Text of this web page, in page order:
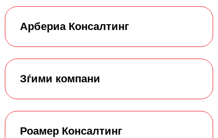
Арбериа Консалтинг
Зѓими компани
Роамер Консалтинг